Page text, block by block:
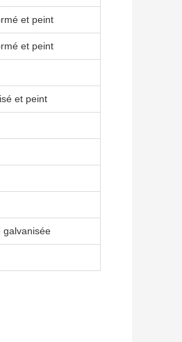
et peint
et peint
et peint
galvanisée